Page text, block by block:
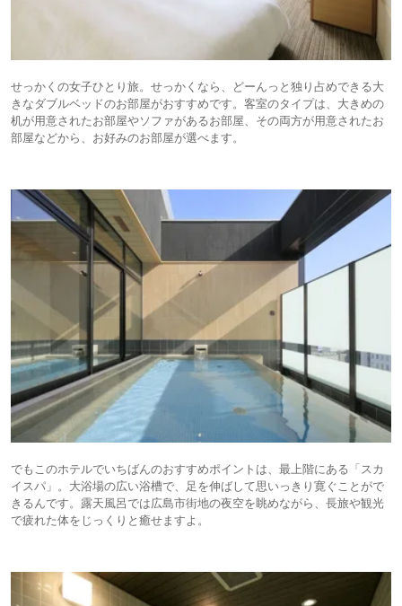
せっかくの女子ひとり旅。せっかくなら、どーんっと独り占めできる大
きなダブルベッドのお部屋がおすすめです。客室のタイプは、大きめの
机が用意されたお部屋やソファがあるお部屋、その両方が用意されたお
部屋などから、お好みのお部屋が選べます。
でもこのホテルでいちばんのおすすめポイントは、最上階にある「スカ
イスパ」。大浴場の広い浴槽で、足を伸ばして思いっきり寛ぐことがで
きるんです。露天風呂では広島市街地の夜空を眺めながら、長旅や観光
で疲れた体をじっくりと癒せますよ。